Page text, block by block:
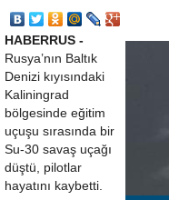
HABERRUS -
Rusya’nın Baltık
Denizi kıyısındaki
Kaliningrad
bölgesinde eğitim
uçuşu sırasında bir
Su-30 savaş uçağı
düştü, pilotlar
hayatını kaybetti.